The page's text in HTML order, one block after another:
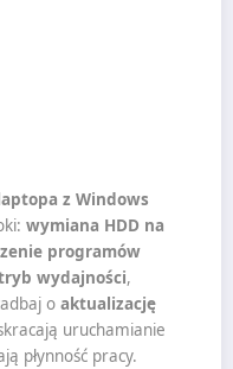
z Windows
wymiana HDD na
programów
wydajności,
o aktualizację
uruchamianie
płynność pracy.